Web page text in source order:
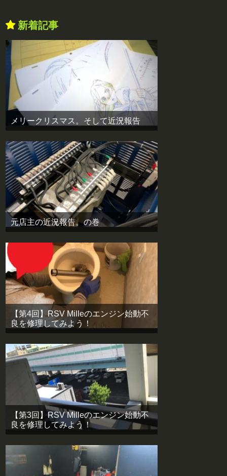
新着記事
メリークリスマス。そして近況報告
元店主の近況報告。の巻
【第4回】RSV Milleのエンジン始動不
良を修理してみよう！
【第3回】RSV Milleのエンジン始動不
良を修理してみよう！